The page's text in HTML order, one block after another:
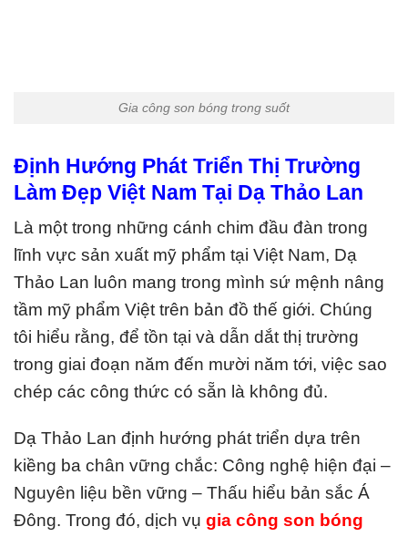
Gia công son bóng trong suốt
Định Hướng Phát Triển Thị Trường
Làm Đẹp Việt Nam Tại Dạ Thảo Lan
Là một trong những cánh chim đầu đàn trong
lĩnh vực sản xuất mỹ phẩm tại Việt Nam, Dạ
Thảo Lan luôn mang trong mình sứ mệnh nâng
tầm mỹ phẩm Việt trên bản đồ thế giới. Chúng
tôi hiểu rằng, để tồn tại và dẫn dắt thị trường
trong giai đoạn năm đến mười năm tới, việc sao
chép các công thức có sẵn là không đủ.
Dạ Thảo Lan định hướng phát triển dựa trên
kiềng ba chân vững chắc: Công nghệ hiện đại –
Nguyên liệu bền vững – Thấu hiểu bản sắc Á
Đông. Trong đó, dịch vụ gia công son bóng